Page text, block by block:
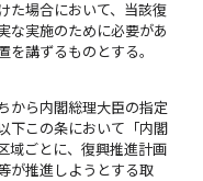
た場合において、当該復
な実施のために必要があ
を講ずるものとする。
から内閣総理大臣の指定
下この条において「内閣
域ごとに、復興推進計画
が推進しようとする取